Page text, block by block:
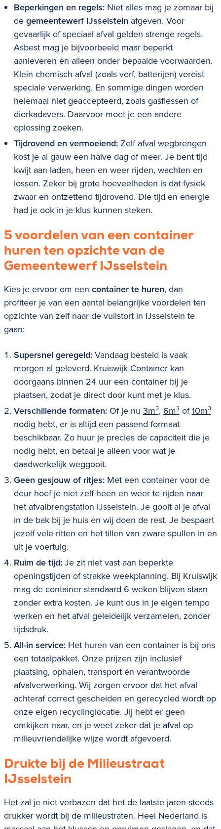
Beperkingen en regels:Niet alles mag je zomaar bij
degemeentewerf IJsselstein afgeven. Voor
gevaarlijk of speciaal afval gelden strenge regels.
Asbest mag je bijvoorbeeld maar beperkt
aanleveren en alleen onder bepaalde voorwaarden.
Klein chemisch afval (zoals verf, batterijen) vereist
speciale verwerking. En sommige dingen worden
helemaal niet geaccepteerd, zoals gasflessen of
dierkadavers. Daarvoor moet je een andere
oplossing zoeken.
Tijdrovend en vermoeiend:Zelf afval wegbrengen
kost je al gauw een halve dag of meer. Je bent tijd
kwijt aan laden, heen en weer rijden, wachten en
lossen. Zeker bij grote hoeveelheden is dat fysiek
zwaar en ontzettend tijdrovend. Die tijd en energie
had je ook in je klus kunnen steken.
5 voordelen van een container
huren ten opzichte van de
Gemeentewerf IJsselstein
Kies je ervoor om een container te huren, dan
profiteer je van een aantal belangrijke voordelen ten
opzichte van zelf naar de vuilstort in IJsselstein te
gaan:
Supersnel geregeld:Vandaag besteld is vaak
morgen al geleverd. Kruiswijk Container kan
doorgaans binnen 24 uur een container bij je
plaatsen, zodat je direct door kunt met je klus.
Verschillende formaten:Of je nu 3m³, 6m³of10m³
nodig hebt, er is altijd een passend formaat
beschikbaar. Zo huur je precies de capaciteit die je
nodig hebt, en betaal je alleen voor wat je
daadwerkelijk weggooit.
Geen gesjouw of ritjes:Met een container voor de
deur hoef je niet zelf heen en weer te rijden naar
het afvalbrengstation IJsselstein. Je gooit al je afval
in de bak bij je huis en wij doen de rest. Je bespaart
jezelf vele ritten en het tillen van zware spullen in en
uit je voertuig.
Ruim de tijd:Je zit niet vast aan beperkte
openingstijden of strakke weekplanning. Bij Kruiswijk
mag de container standaard 6 weken blijven staan
zonder extra kosten. Je kunt dus in je eigen tempo
werken en het afval geleidelijk verzamelen, zonder
tijdsdruk.
All-in service:Het huren van een container is bij ons
een totaalpakket. Onze prijzen zijn inclusief
plaatsing, ophalen, transport én verantwoorde
afvalverwerking. Wij zorgen ervoor dat het afval
achteraf correct gescheiden en gerecycled wordt op
onze eigen recyclinglocatie. Jij hebt er geen
omkijken naar, en je weet zeker dat je afval op
milieuvriendelijke wijze wordt afgevoerd.
Drukte bij de Milieustraat
IJsselstein
Het zal je niet verbazen dat het de laatste jaren steeds
drukker wordt bij de milieustraten. Heel Nederland is